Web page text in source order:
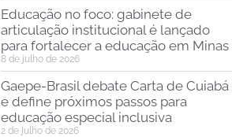
Educação no foco: gabinete de
articulação institucional é lançado
para fortalecer a educação em Minas
8 de julho de 2026
Gaepe-Brasil debate Carta de Cuiabá
e define próximos passos para
educação especial inclusiva
2 de julho de 2026